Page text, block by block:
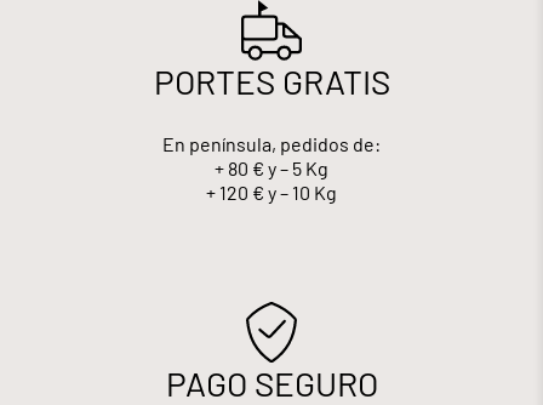
PORTES GRATIS
En península, pedidos de:
+ 80 € y – 5 Kg
+ 120 € y – 10 Kg
PAGO SEGURO